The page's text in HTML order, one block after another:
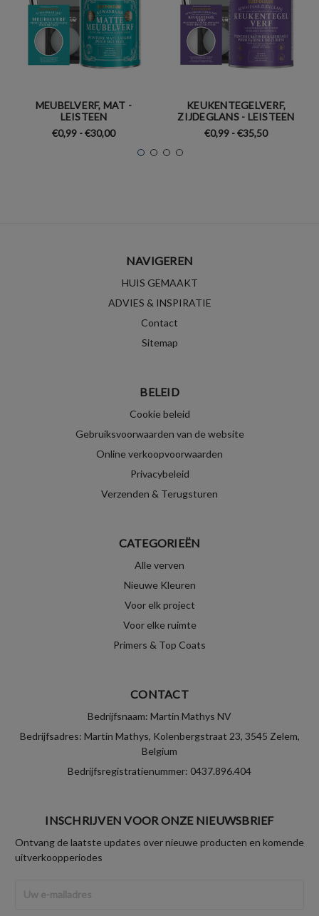
MEUBELVERF, MAT -
LEISTEEN
€0,99 - €30,00
KEUKENTEGELVERF,
ZIJDEGLANS - LEISTEEN
€0,99 - €35,50
NAVIGEREN
HUIS GEMAAKT
ADVIES & INSPIRATIE
Contact
Sitemap
BELEID
Cookie beleid
Gebruiksvoorwaarden van de website
Online verkoopvoorwaarden
Privacybeleid
Verzenden & Terugsturen
CATEGORIEËN
Alle verven
Nieuwe Kleuren
Voor elk project
Voor elke ruimte
Primers & Top Coats
CONTACT
Bedrijfsnaam: Martin Mathys NV
Bedrijfsadres: Martin Mathys, Kolenbergstraat 23, 3545 Zelem,
Belgium
Bedrijfsregistratienummer: 0437.896.404
INSCHRIJVEN VOOR ONZE NIEUWSBRIEF
Ontvang de laatste updates over nieuwe producten en komende
uitverkoopperiodes
mailadres